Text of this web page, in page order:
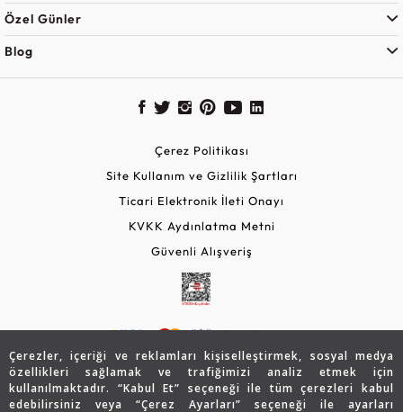
Çerezler, içeriği ve reklamları kişiselleştirmek, sosyal medya
özellikleri sağlamak ve trafiğimizi analiz etmek için
kullanılmaktadır. “Kabul Et” seçeneği ile tüm çerezleri kabul
edebilirsiniz veya “Çerez Ayarları” seçeneği ile ayarları
Özel Günler
Blog
© 2026 Assos Diamond
Çerez Politikası
Site Kullanım ve Gizlilik Şartları
Ticari Elektronik İleti Onayı
KVKK Aydınlatma Metni
Güvenli Alışveriş